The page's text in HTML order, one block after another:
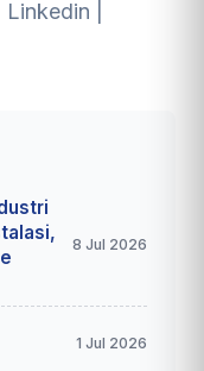
Linkedin
8 Jul 2026
1 Jul 2026